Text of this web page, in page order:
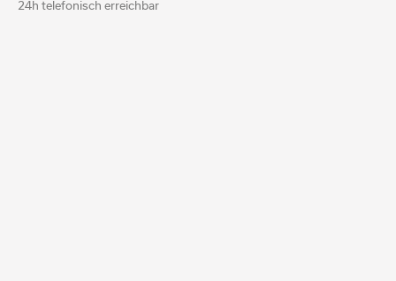
24h telefonisch erreichbar